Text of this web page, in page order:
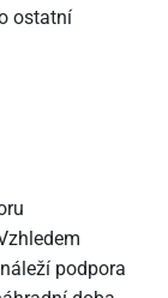
ostatní
podpora